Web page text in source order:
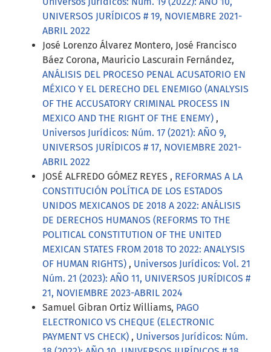
UNIVERSOS JURÍDICOS # 19, NOVIEMBRE 2021-
ABRIL 2022
José Lorenzo Álvarez Montero, José Francisco
Báez Corona, Mauricio Lascurain Fernández,
ANÁLISIS DEL PROCESO PENAL ACUSATORIO EN
MÉXICO Y EL DERECHO DEL ENEMIGO (ANALYSIS
OF THE ACCUSATORY CRIMINAL PROCESS IN
MEXICO AND THE RIGHT OF THE ENEMY) ,
Universos Jurídicos: Núm. 17 (2021): AÑO 9,
UNIVERSOS JURÍDICOS # 17, NOVIEMBRE 2021-
ABRIL 2022
JOSÉ ALFREDO GÓMEZ REYES , REFORMAS A LA
CONSTITUCIÓN POLÍTICA DE LOS ESTADOS
UNIDOS MEXICANOS DE 2018 A 2022: ANÁLISIS
DE DERECHOS HUMANOS (REFORMS TO THE
POLITICAL CONSTITUTION OF THE UNITED
MEXICAN STATES FROM 2018 TO 2022: ANALYSIS
OF HUMAN RIGHTS) , Universos Jurídicos: Vol. 21
Núm. 21 (2023): AÑO 11, UNIVERSOS JURÍDICOS #
21, NOVIEMBRE 2023-ABRIL 2024
Samuel Gibran Ortiz Williams, PAGO
ELECTRONICO VS CHEQUE (ELECTRONIC
PAYMENT VS CHECK) , Universos Jurídicos: Núm.